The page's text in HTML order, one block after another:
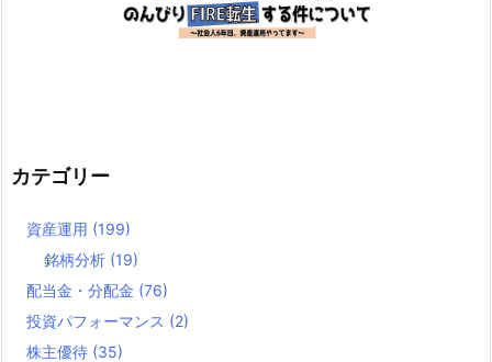
カテゴリー
資産運用 (199)
銘柄分析 (19)
配当金・分配金 (76)
投資パフォーマンス (2)
株主優待 (35)